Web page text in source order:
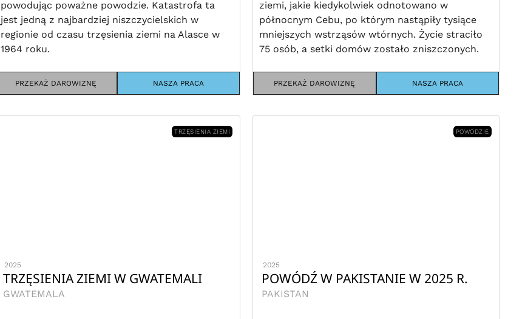
powodując poważne powodzie. Katastrofa ta
jest jedną z najbardziej niszczycielskich w
regionie od czasu trzęsienia ziemi na Alasce w
1964 roku.
PRZEKAŻ DAROWIZNĘ NASZA PRACA
ziemi, jakie kiedykolwiek odnotowano w
północnym Cebu, po którym nastąpiły tysiące
mniejszych wstrząsów wtórnych. Życie straciło
75 osób, a setki domów zostało zniszczonych.
PRZEKAŻ DAROWIZNĘ NASZA PRACA
TRZĘSIENIA ZIEMI
2025
TRZĘSIENIA ZIEMI W GWATEMALI
GWATEMALA
POWODZIE
2025
POWÓDŹ W PAKISTANIE W 2025 R.
PAKISTAN